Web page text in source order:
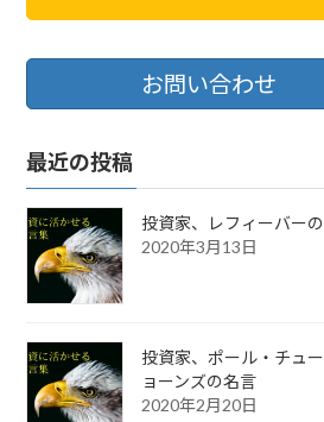
お問い合わせ
最近の投稿
投資家、レフィーバー
2020年3月13日
投資家、ポール・チュ
ョーンズの名言
2020年2月20日